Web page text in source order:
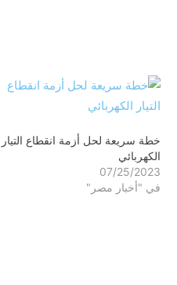
خطة سريعة لحل أزمة انقطاع التيار
الكهربائي
07/25/2023
في "أخبار مصر"